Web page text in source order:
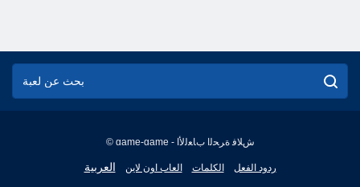
© game-game - ﺵﻼ ﻓ ﺓﺮﺤﻟﺍ ﺏﺎﻌﻟﻷ ﺍ
العربية
English
العاب اون لاين الكلمات ردود الفعل